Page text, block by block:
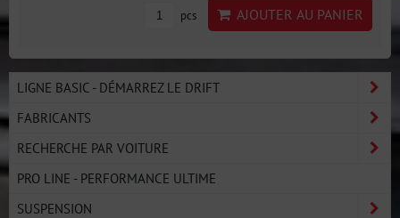
pcs AJOUTER AU PANIER
LIGNE BASIC - DÉMARREZ LE DRIFT
FABRICANTS
RECHERCHE PAR VOITURE
PRO LINE - PERFORMANCE ULTIME
SUSPENSION